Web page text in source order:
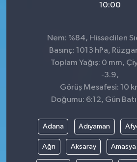
10:00
Nem: %84, Hissedilen
Basınç: 1013 hPa,
Toplam Yağış: 0 mm,
-3.9,
Görüş Mesafesi: 10
Doğumu: 6:12, Gün
Adana Adıyaman
Ağrı Aksaray Amasya